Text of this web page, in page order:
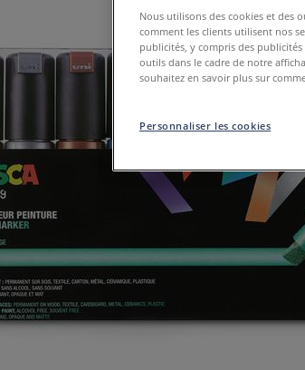
Nous utilisons des cookies et des
comment les clients utilisent nos
publicités, y compris des publicités
outils dans le cadre de notre
souhaitez en savoir plus sur
Personnaliser les cookies